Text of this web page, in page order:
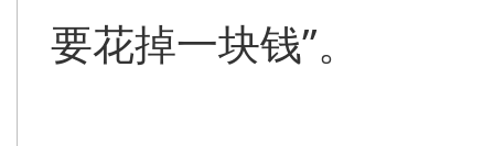
要花掉一块钱”。